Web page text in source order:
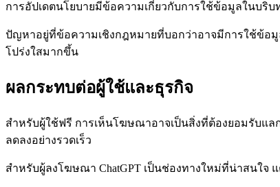
การอัปเดตนโยบายมีข้อความเกี่ยวกับการใช้ข้อมูลในบริ
ปัญหาอยู่ที่ข้อความเชิงกฎหมายที่บอกว่าอาจมีการใช้ข้อมู
โปร่งใสมากขึ้น
ผลกระทบต่อผู้ใช้และธุรกิจ
สำหรับผู้ใช้ฟรี การเห็นโฆษณาอาจเป็นสิ่งที่ต้องยอมรับแล
ลดลงอย่างรวดเร็ว
สำหรับผู้ลงโฆษณา ChatGPT เป็นช่องทางใหม่ที่น่าสนใ